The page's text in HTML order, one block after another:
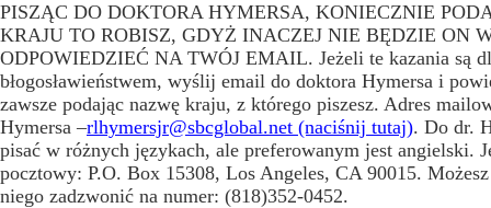
PISZĄC DO DOKTORA HYMERSA, KONIECZNIE
KRAJU TO ROBISZ, GDYŻ INACZEJ NIE BĘDZIE ON
ODPOWIEDZIEĆ NA TWÓJ EMAIL. Jeżeli te kazania są
błogosławieństwem, wyślij email do doktora Hymersa i
zawsze podając nazwę kraju, z którego piszesz. Adres
Hymersa –rlhymersjr@sbcglobal.net (naciśnij tutaj). Do dr.
pisać w różnych językach, ale preferowanym jest angielski.
pocztowy: P.O. Box 15308, Los Angeles, CA 90015.
niego zadzwonić na numer: (818)352-0452.